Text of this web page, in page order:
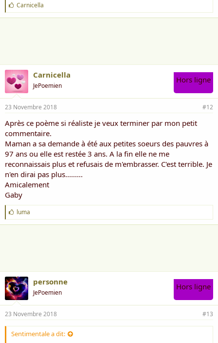
J
'
a
Carnicella
Carnicella
JePoemien
Hors ligne
23 Novembre 2018 #12
Après ce poème si réaliste je veux terminer par mon petit
commentaire.
Maman a sa demande à été aux petites soeurs des pauvres à
97 ans ou elle est restée 3 ans. A la fin elle ne me
reconnaissais plus et refusais de m'embrasser. C'est terrible. Je
n'en dirai pas plus.........
Amicalement
Gaby
J
'
a
luma
personne
JePoemien
Hors ligne
23 Novembre 2018 #13
Sentimentale a dit: